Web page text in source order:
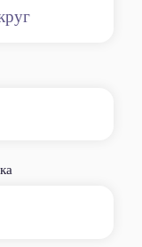
Скидка
нас